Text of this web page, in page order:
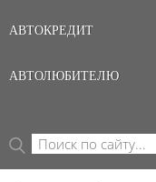
АВТОКРЕДИТ
АВТОЛЮБИТЕЛЮ
ФОРМА
Поиск